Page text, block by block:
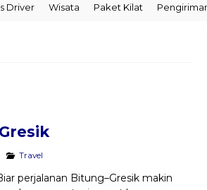
Wisata Paket Kilat Pengiriman
Travel
perjalanan Bitung–Gresik makin